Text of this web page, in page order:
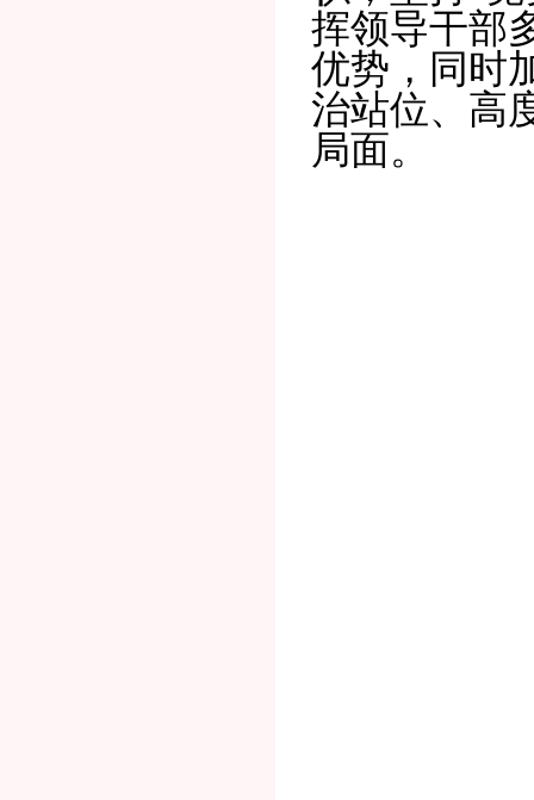
挥领导干部
优势，同时
治站位、高
局面。